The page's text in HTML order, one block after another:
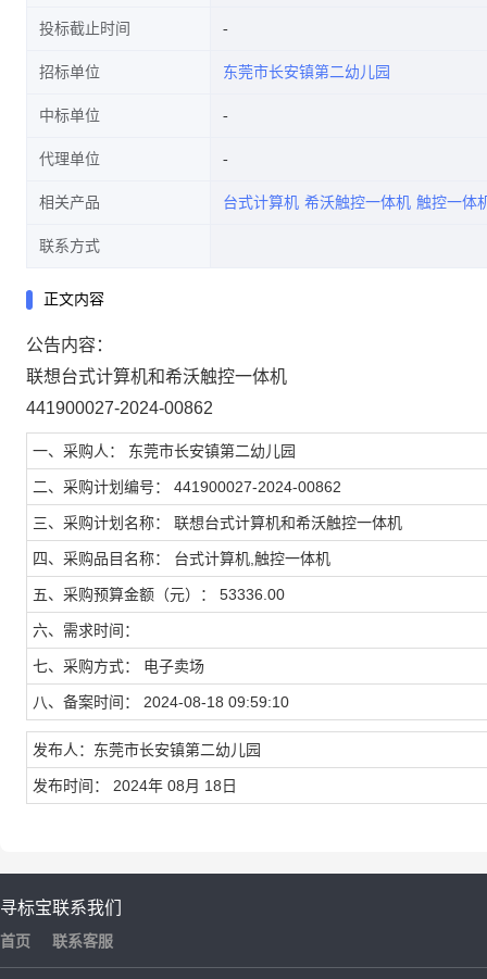
投标截止时间
招标单位 东莞市长安镇第二幼儿园
中标单位
代理单位
相关产品 台式计算机 希沃触控一体机 触控一体
联系方式
正文内容
公告内容：
联想台式计算机和希沃触控一体机
441900027-2024-00862
一、采购人： 东莞市长安镇第二幼儿园
二、采购计划编号： 441900027-2024-00862
三、采购计划名称： 联想台式计算机和希沃触控一体机
四、采购品目名称： 台式计算机,触控一体机
五、采购预算金额（元）： 53336.00
六、需求时间：
七、采购方式： 电子卖场
八、备案时间： 2024-08-18 09:59:10
发布人：东莞市长安镇第二幼儿园
发布时间： 2024年 08月 18日
寻标宝
首页
联系我们
联系客服